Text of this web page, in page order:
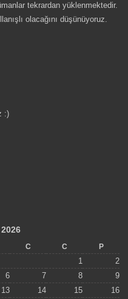
tekrardan yüklenmektedir.
olacağını düşünüyoruz.
:)
C C P
1
2
6 7 8
9
13 14 15
16